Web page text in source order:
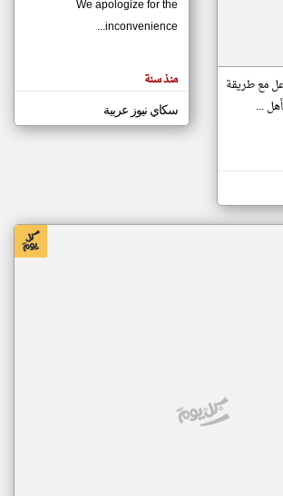
مصادر الأخبار من موريتانيا
اخبار موريتانيا على مدار الساعة
أهم اخبار موريتانيا العاجلة والمباشرة
مع طريقة
...
We apologize for the
inconvenience...
منذ سنة
سكاي نيوز عربية
klyoum.com